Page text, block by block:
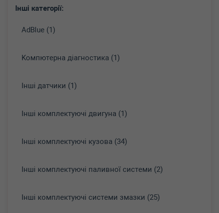
Інші категорії:
AdBlue (1)
Koмпютepнa діaгнocтикa (1)
Інші датчики (1)
Інші комплектуючі двигуна (1)
Інші комплектуючі кузова (34)
Інші комплектуючі паливної системи (2)
Інші комплектуючі системи змазки (25)